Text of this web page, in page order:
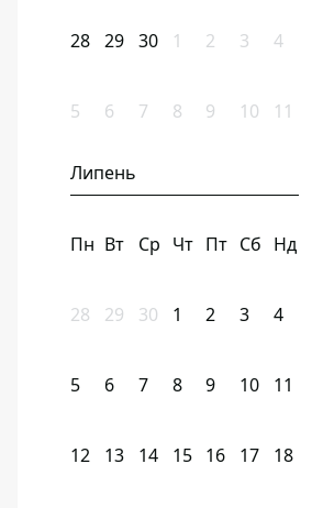
28 29 30 1 2 3 4
5 6 7 8 9 10 11
Липень
Пн Вт Ср Чт Пт Сб Нд
28 29 30 1 2 3 4
5 6 7 8 9 10 11
12 13 14 15 16 17 18